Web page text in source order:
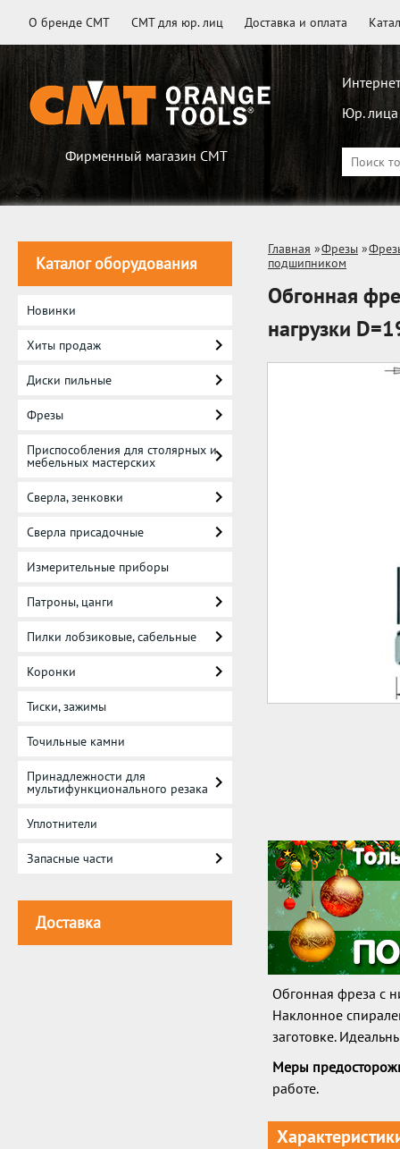
О бренде CMT CMT для юр. лиц Доставка и оплата
Фирменный магазин CMT
Юр. лица
Каталог оборудования
Новинки
Хиты продаж
Диски пильные
Фрезы
Приспособления для столярных и
мебельных мастерских
Сверла, зенковки
Сверла присадочные
Измерительные приборы
Патроны, цанги
Пилки лобзиковые, сабельные
Коронки
Тиски, зажимы
Точильные камни
Принадлежности для
мультифункционального резака
Уплотнители
Запасные части
Доставка
Главная »Фрезы »
подшипником
Обгонная
нагрузки
Обгонная фреза с
Наклонное
заготовке.
Меры
работе.